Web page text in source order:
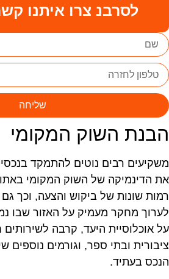
לסרבנ צרו איתנו
שליחה
השוק המקומי
רבים נוטים להתמקד
הדינמיקה של השוק המקומי
שונות של ביקוש והצעה, וכך
מחקר מעמיק על האזור שבו
אוכלוסיית היעד, קרבה לשירותים
ובתי ספר, וגורמים נוספים
בעתיד.